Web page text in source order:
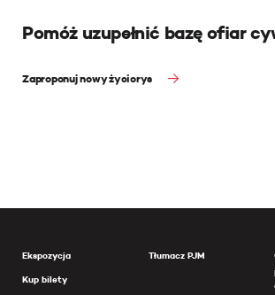
Pomóż uzupełnić bazę ofiar
Zaproponuj nowy życiorys
Ekspozycja
Kup bilety
Tłumacz PJM